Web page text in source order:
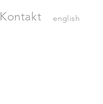
Kontakt english